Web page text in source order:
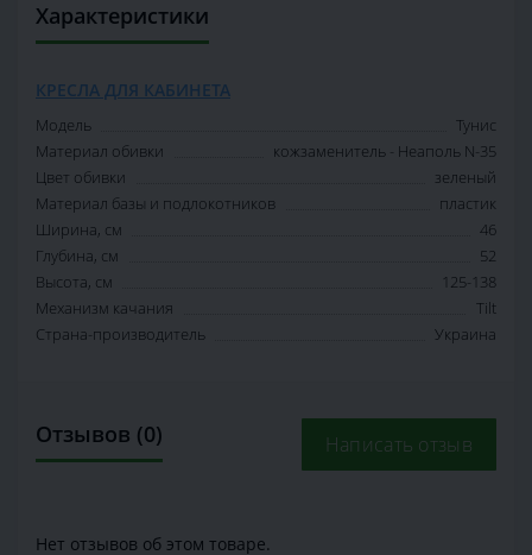
Характеристики
КРЕСЛА ДЛЯ КАБИНЕТА
Модель
Тунис
Материал обивки
кожзаменитель - Неаполь N-35
Цвет обивки
зеленый
Материал базы и подлокотников
пластик
Ширина, см
46
Глубина, см
52
Высота, см
125-138
Механизм качания
Tilt
Страна-производитель
Украина
Отзывов (0) Написать отзыв
Нет отзывов об этом товаре.